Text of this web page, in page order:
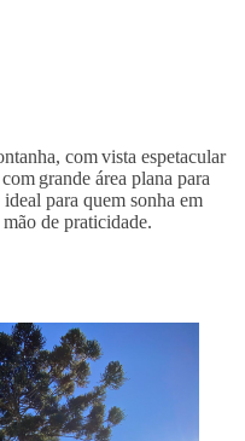
comvista espetacular
grande área plana para
ideal para quem sonha em
de praticidade.